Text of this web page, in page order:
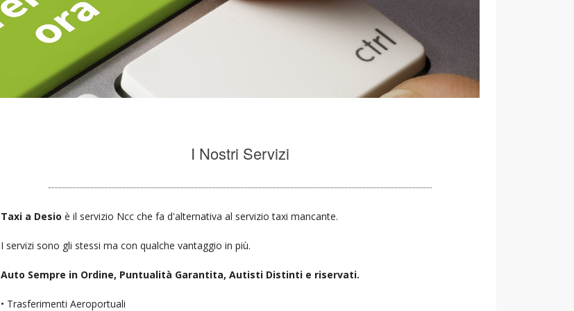
I Nostri Servizi
Taxi a Desioè il servizio Ncc che fa d'alternativa al servizio taxi mancante.
I servizi sono gli stessi ma con qualche vantaggio in più.
Auto Sempre in Ordine, Puntualità Garantita, Autisti Distinti e riservati.
• Trasferimenti Aeroportuali